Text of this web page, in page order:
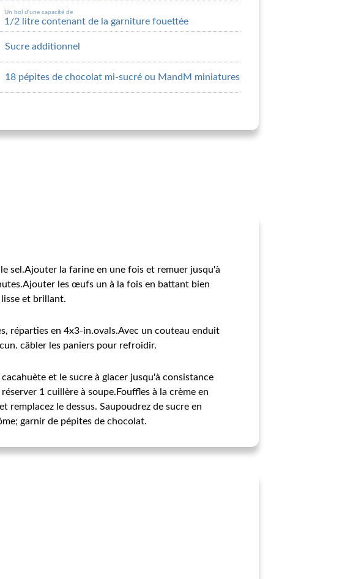
Un bol d'une capacité de
1/2 litre contenant de la garniture fouettée
Sucre additionnel
18 pépites de chocolat mi-sucré ou MandM miniatures
sel.Ajouter la farine en une fois et remuer jusqu'à
les œufs un à la fois en battant bien
et brillant.
réparties en 4x3-in.ovals.Avec un couteau enduit
câbler les paniers pour refroidir.
et le sucre à glacer jusqu'à consistance
1 cuillère à soupe.Fouffles à la crème en
remplacez le dessus. Saupoudrez de sucre en
garnir de pépites de chocolat.